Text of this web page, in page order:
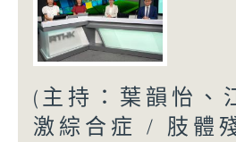
(主持：葉韻怡、
激綜合症 / 肢體